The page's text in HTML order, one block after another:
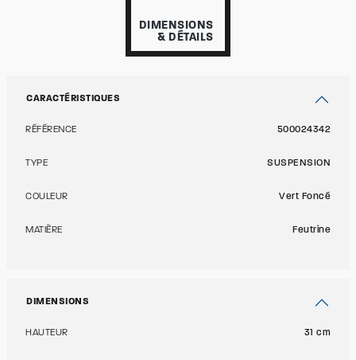
DIMENSIONS
& DÉTAILS
CARACTÉRISTIQUES
RÉFÉRENCE 500024342
TYPE SUSPENSION
COULEUR Vert Foncé
MATIÈRE Feutrine
DIMENSIONS
HAUTEUR 31 cm